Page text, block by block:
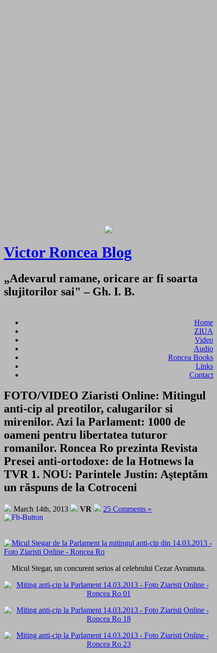
Victor Roncea Blog
„Adevarul ramane, oricare ar fi soarta
slujitorilor sai" – Gh. I. B.
Home
ZIUA
Video
Audio
Roncea Books
Links
Contact
FOTO/VIDEO Ziaristi Online: Mitingul
anti-cip al preotilor, calugarilor si
mirenilor. Azi la Parlament: 1000 de
oameni pentru libertatea tuturor
romanilor. Roncea Ro prezinta Revista
Presei anti-ortodoxe: de la Hotnews la
TVR 1. NOU: Parintele Justin: Aşteptăm
un răspuns de la Cotroceni
March 14th, 2013 VR 25 Comments »
Micul Stegar, un concurent serios al celebrului Cezar Avramuta.